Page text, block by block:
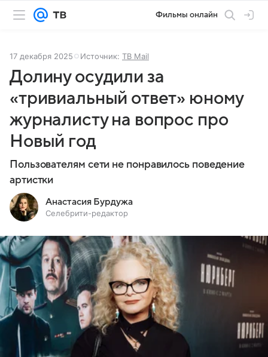
Фильмы онлайн
17 декабря 2025 Источник: ТВ Mail
Долину осудили за
«тривиальный ответ» юному
журналисту на вопрос про
Новый год
Пользователям сети не понравилось поведение
артистки
Анастасия Бурдужа
Селебрити-редактор